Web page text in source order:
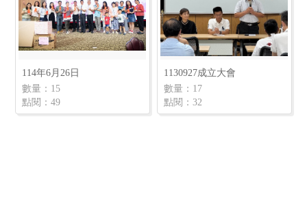
114年6月26日
數量：15
點閱：49
1130927成立大會
數量：17
點閱：32